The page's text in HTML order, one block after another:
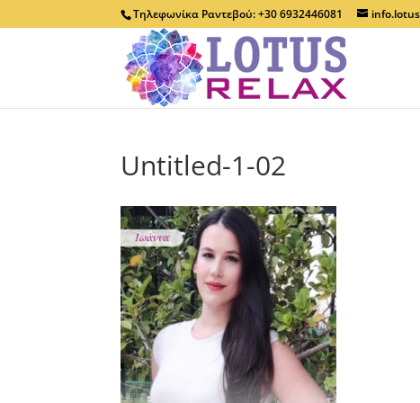
Τηλεφωνίκα Ραντεβού: +30 6932446081
Untitled-1-02